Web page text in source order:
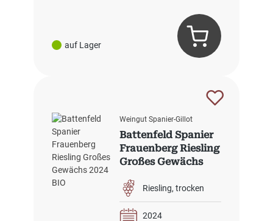
auf Lager
Weingut Spanier-Gillot
Battenfeld Spanier
Frauenberg Riesling
Großes Gewächs
Riesling trocken
2024